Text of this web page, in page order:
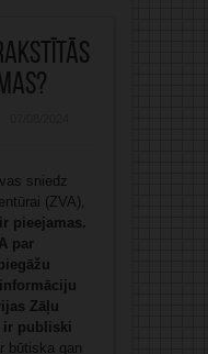
sniedz
(ZVA),
pieejamas.
par
Zāļu
ir publiski
būtiska gan